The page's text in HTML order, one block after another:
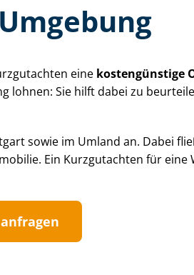
eine kostengünstige
lohnen: Sie hilft dabei zu
sowie im Umland an. Dabei
Ein Kurzgutachten für